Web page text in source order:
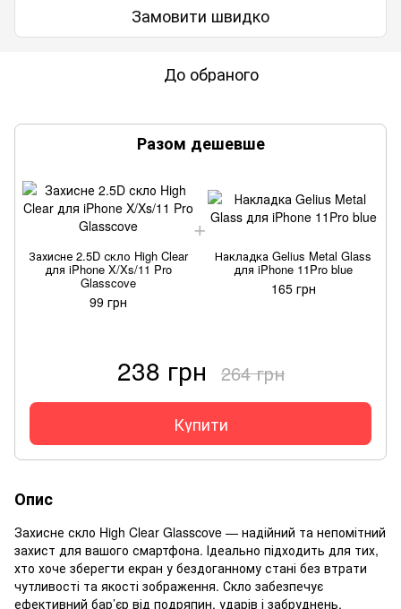
Замовити швидко
До обраного
Разом дешевше
Захисне 2.5D скло High Clear
для iPhone X/Xs/11 Pro
Glasscove
99 грн
Накладка Gelius Metal Glass
для iPhone 11Pro blue
165 грн
238 грн 264 грн
Купити
Опис
Захисне скло High Clear Glasscove — надійний та непомітний
захист для вашого смартфона. Ідеально підходить для тих,
хто хоче зберегти екран у бездоганному стані без втрати
чутливості та якості зображення. Скло забезпечує
ефективний бар’єр від подряпин, ударів і забруднень.